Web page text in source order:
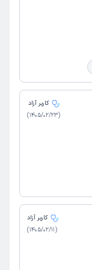
کاربر آزاد
(
1405/02/23
)
کاربر آزاد
(
1405/02/11
)